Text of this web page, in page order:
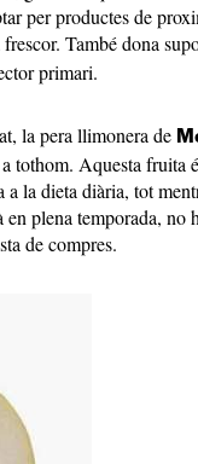
per productes de
També dona
primari.
la pera llimonera de
tothom. Aquesta fruita
la dieta diària, tot
en plena temporada, no
de compres.